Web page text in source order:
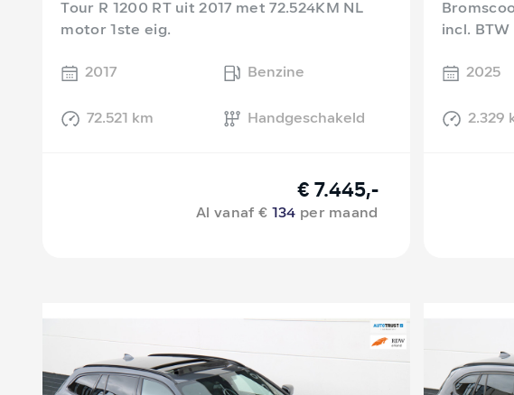
Tour R 1200 RT uit 2017 met 72.524KM NL
motor 1ste eig.
2017
Benzine
72.521 km Handgeschakeld
€ 7.445,-
Al vanaf € 134 per maand
incl. BTW
2025
2.329